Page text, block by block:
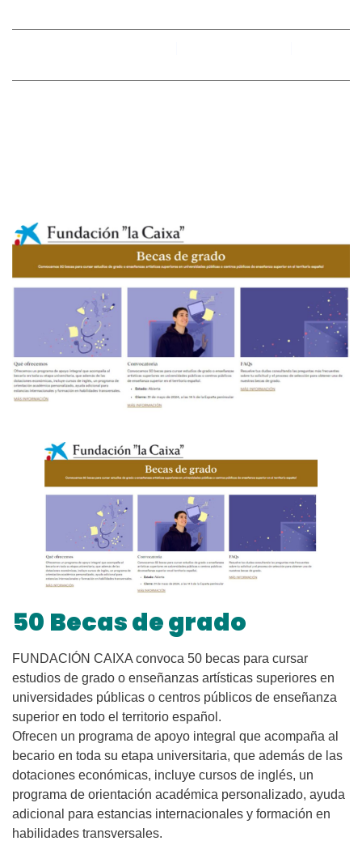
50 Becas de grado
FUNDACIÓN CAIXA convoca 50 becas para cursar
estudios de grado o enseñanzas artísticas superiores en
universidades públicas o centros públicos de enseñanza
superior en todo el territorio español.
Ofrecen un programa de apoyo integral que acompaña al
becario en toda su etapa universitaria, que además de las
dotaciones económicas, incluye cursos de inglés, un
programa de orientación académica personalizado, ayuda
adicional para estancias internacionales y formación en
habilidades transversales.